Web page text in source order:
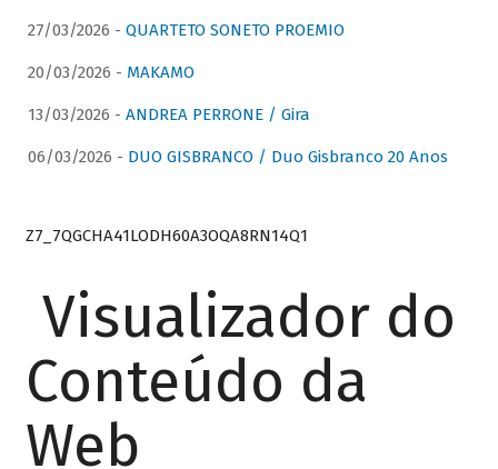
27/03/2026 - QUARTETO SONETO PROEMIO
20/03/2026 - MAKAMO
13/03/2026 - ANDREA PERRONE / Gira
06/03/2026 - DUO GISBRANCO / Duo Gisbranco 20 Anos
Z7_7QGCHA41LODH60A3OQA8RN14Q1
Visualizador do
Conteúdo da
Web